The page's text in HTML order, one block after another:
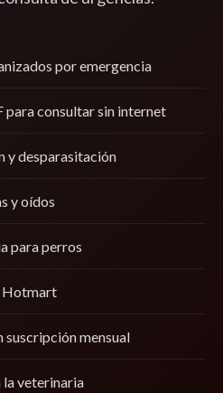
por emergencia
para consultar sin internet
y desparasitación
y oídos
para perros
Hotmart
mensual
la veterinaria